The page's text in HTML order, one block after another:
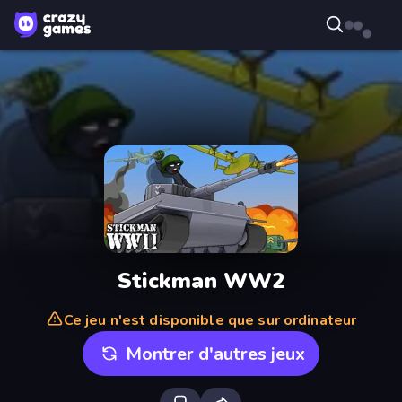
Stickman WW2
Ce jeu n'est disponible que sur ordinateur
Montrer d'autres jeux